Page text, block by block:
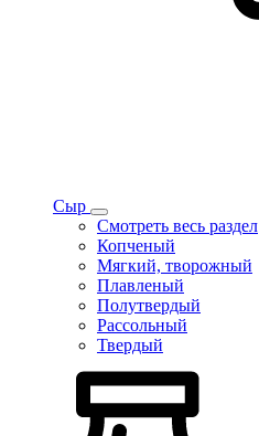
Сыр
Смотреть весь раздел
Копченый
Мягкий, творожный
Плавленый
Полутвердый
Рассольный
Твердый